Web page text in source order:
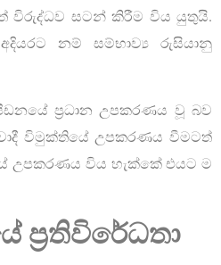
විරුද්ධව සටන් කිරීම විය යුතුයි.
නම් සම්භාව්‍ය රුසියානු
ප්‍රධාන උපකරණය වූ බව
විමුක්තියේ උපකරණය වීමටත්
උපකරණය විය හැක්කේ එයට ම
ප්‍රතිවිරේධතා